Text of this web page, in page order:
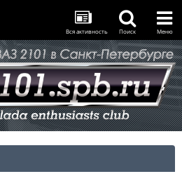
Вся активность Поиск Меню